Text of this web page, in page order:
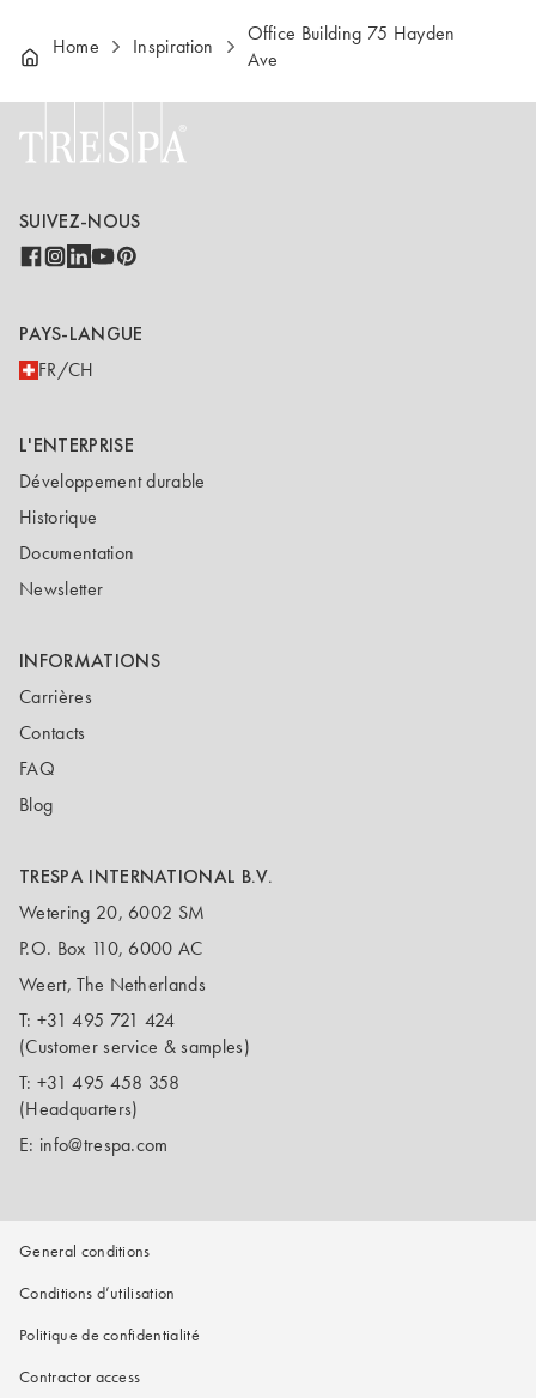
Home Inspiration
Office Building 75 Hayden
Ave
SUIVEZ-NOUS
PAYS-LANGUE
FR/CH
L'ENTERPRISE
Développement durable
Historique
Documentation
Newsletter
INFORMATIONS
Carrières
Contacts
FAQ
Blog
TRESPA INTERNATIONAL B.V.
Wetering 20, 6002 SM
P.O. Box 110, 6000 AC
Weert, The Netherlands
T: +31 495 721 424
(Customer service & samples)
T: +31 495 458 358
(Headquarters)
E: info@trespa.com
General conditions
Conditions d’utilisation
Politique de confidentialité
Contractor access